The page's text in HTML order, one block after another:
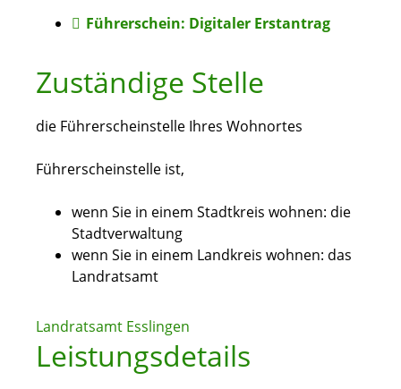
Führerschein: Digitaler Erstantrag
Zuständige Stelle
die Führerscheinstelle Ihres Wohnortes
Führerscheinstelle ist,
wenn Sie in einem Stadtkreis wohnen: die
Stadtverwaltung
wenn Sie in einem Landkreis wohnen: das
Landratsamt
Landratsamt Esslingen
Leistungsdetails